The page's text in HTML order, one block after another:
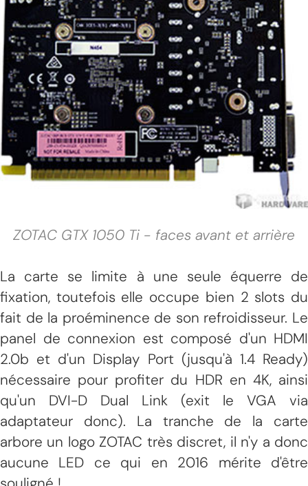
ZOTAC GTX 1050 Ti - faces avant et arrière
La carte se limite à une seule équerre de
fixation, toutefois elle occupe bien 2 slots du
fait de la proéminence de son refroidisseur. Le
panel de connexion est composé d'un HDMI
2.0b et d'un Display Port (jusqu'à 1.4 Ready)
nécessaire pour profiter du HDR en 4K, ainsi
qu'un DVI-D Dual Link (exit le VGA via
adaptateur donc). La tranche de la carte
arbore un logo ZOTAC très discret, il n'y a donc
aucune LED ce qui en 2016 mérite d'être